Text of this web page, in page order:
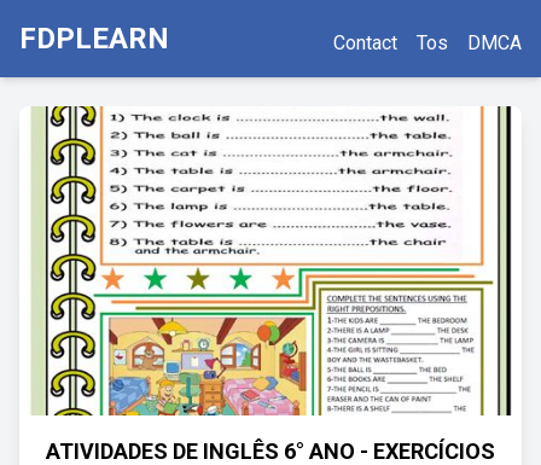
FDPLEARN Contact Tos DMCA
ATIVIDADES DE INGLÊS 6° ANO - EXERCÍCIOS